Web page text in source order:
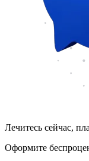
Лечитесь сейчас,
Оформите